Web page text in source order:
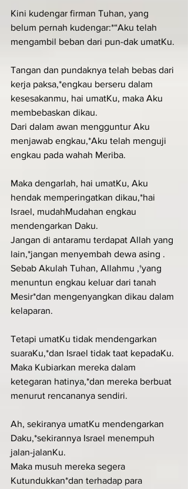
Kini kudengar firman Tuhan, yang
belum pernah kudengar:*“Aku telah
mengambil beban dari pun-dak umatKu.
Tangan dan pundaknya telah bebas dari
kerja paksa,*engkau berseru dalam
kesesakanmu, hai umatKu, maka Aku
membebaskan dikau.
Dari dalam awan mengguntur Aku
menjawab engkau,*Aku telah menguji
engkau pada wahah Meriba.
Maka dengarlah, hai umatKu, Aku
hendak memperingatkan dikau,*hai
Israel, mudahMudahan engkau
mendengarkan Daku.
Jangan di antaramu terdapat Allah yang
lain,*jangan menyembah dewa asing .
Sebab Akulah Tuhan, Allahmu ,†yang
menuntun engkau keluar dari tanah
Mesir*dan mengenyangkan dikau dalam
kelaparan.
Tetapi umatKu tidak mendengarkan
suaraKu,*dan Israel tidak taat kepadaKu.
Maka Kubiarkan mereka dalam
ketegaran hatinya,*dan mereka berbuat
menurut rencananya sendiri.
Ah, sekiranya umatKu mendengarkan
Daku,*sekirannya Israel menempuh
jalan-jalanKu.
Maka musuh mereka segera
Kutundukkan*dan terhadap para